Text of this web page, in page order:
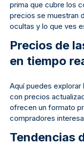
prima que cubre los
precios se muestran
ocultas y lo que ves
Precios de
en tiempo
Aquí puedes explorar
con precios
ofrecen un formato
compradores
Tendencias